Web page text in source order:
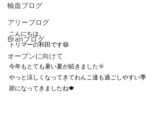
輸血ブログ
アリーブログ
Branブログ
オープンに向けて
こんにちは。
トリマーの和田です😄
今年もとても暑い夏が続きました🌞
やっと涼しくなってきてわんこ達も過ごしやすい季
節になってきましたね🍁